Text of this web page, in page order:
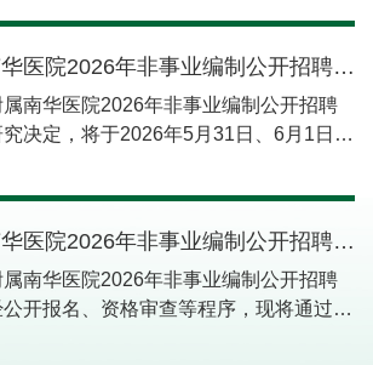
年6月5
、考试安排（1）本次开考岗位的应聘
场时间：5月31日早上8:30开始，考试
。请应聘人员按照提示提前到达指定
）考试地点：核工业卫生学校进取楼、
见考场路线示意图。二、考生须知
份证按规定时间和地点参加考试，开考
放在桌子左上角上以便核验。（3）考
后，应当在指定答题区域和规定的时间
名、考生准考证号等信息。请使用2B
色签字笔作答。凡漏填、错填或者字迹
南华大学附属南华医院2026年非事业编制公开招聘考试安排
南华医院2026年非事业编制公开招聘
决定，将于2026年5月31日、6月1日举
公开招聘考试。现将考试有关事宜公
排1.考试时间：2026年5月31日上午
点：核工业卫生学校进取楼、修身楼
。4.考试对象：B、C、D岗位资格审查
座位号及准考证号见官网后续公布。5.
生自备2B铅笔、黑色中性水性笔、橡
南华大学附属南华医院2026年非事业编制公开招聘资格审查通过人员名单公示
南华医院2026年非事业编制公开招聘
开报名、资格审查等程序，现将通过资
公示（见附件）。如有异议，请于